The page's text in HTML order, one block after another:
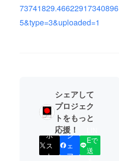
73741829.46622917340896
5&type=3&uploaded=1
シェアして
プロジェク
トをもっと
応援！
ポ
ス
ト
シ
ェ
ア
Eで
送